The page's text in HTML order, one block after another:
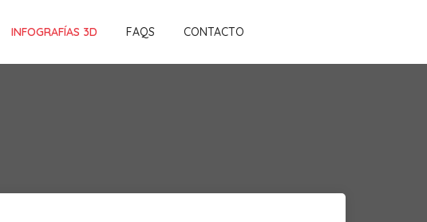
INFOGRAFÍAS 3D FAQS CONTACTO